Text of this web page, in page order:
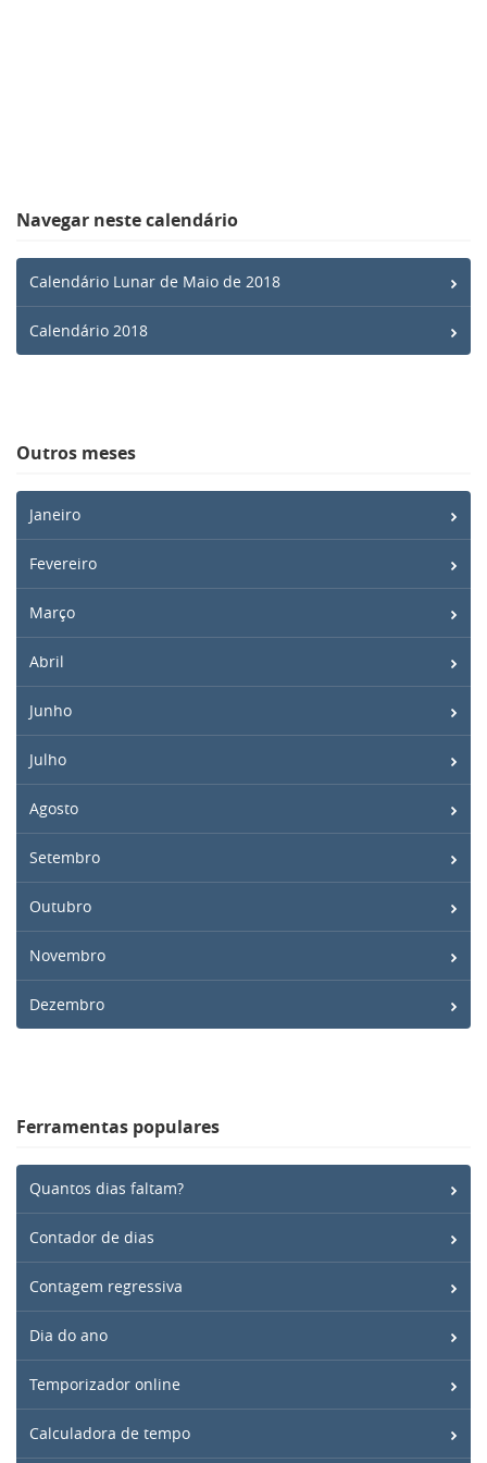
Navegar neste calendário
Calendário Lunar de Maio de 2018
Calendário 2018
Outros meses
Janeiro
Fevereiro
Março
Abril
Junho
Julho
Agosto
Setembro
Outubro
Novembro
Dezembro
Ferramentas populares
Quantos dias faltam?
Contador de dias
Contagem regressiva
Dia do ano
Temporizador online
Calculadora de tempo